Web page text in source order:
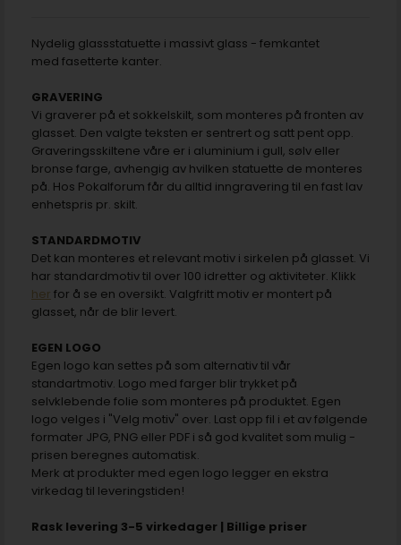
Nydelig glassstatuette i massivt glass - femkantet
med fasetterte kanter.
GRAVERING
Vi graverer på et sokkelskilt, som monteres på fronten av
glasset. Den valgte teksten er sentrert og satt pent opp.
Graveringsskiltene våre er i aluminium i gull, sølv eller
bronse farge, avhengig av hvilken statuette de monteres
på. Hos Pokalforum får du alltid inngravering til en fast lav
enhetspris pr. skilt.
STANDARDMOTIV
Det kan monteres et relevant motiv i sirkelen på glasset. Vi
har standardmotiv til over 100 idretter og aktiviteter. Klikk
her for å se en oversikt. Valgfritt motiv er montert på
glasset, når de blir levert.
EGEN LOGO
Egen logo kan settes på som alternativ til vår
standartmotiv. Logo med farger blir trykket på
selvklebende folie som monteres på produktet. Egen
logo velges i "Velg motiv" over. Last opp fil i et av følgende
formater JPG, PNG eller PDF i så god kvalitet som mulig -
prisen beregnes automatisk.
Merk at produkter med egen logo legger en ekstra
virkedag til leveringstiden!
Rask levering 3-5 virkedager | Billige priser